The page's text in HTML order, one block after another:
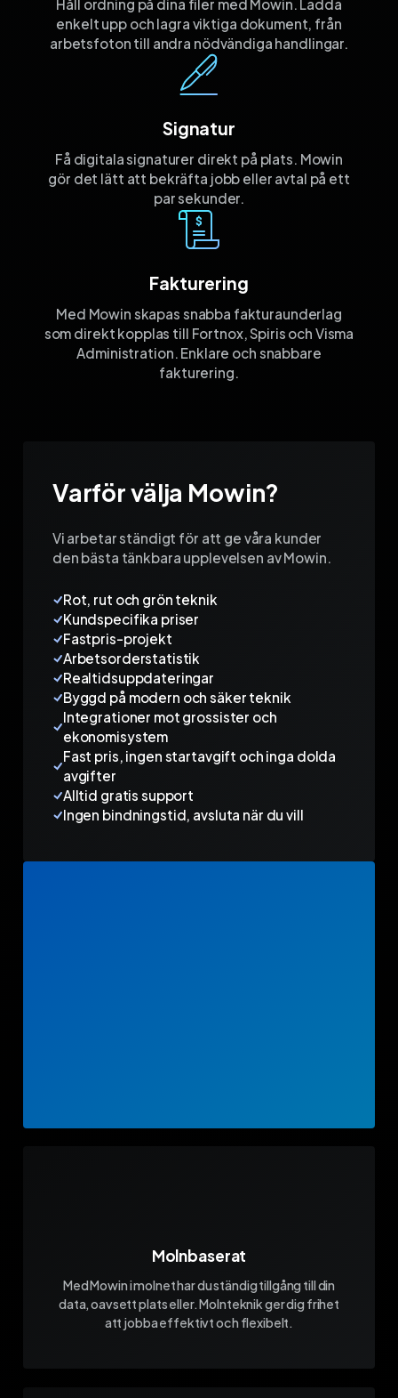
Håll ordning på dina filer med Mowin. Ladda
enkelt upp och lagra viktiga dokument, från
arbetsfoton till andra nödvändiga handlingar.
Signatur
Få digitala signaturer direkt på plats. Mowin
gör det lätt att bekräfta jobb eller avtal på ett
par sekunder.
Fakturering
Med Mowin skapas snabba fakturaunderlag
som direkt kopplas till Fortnox, Spiris och Visma
Administration. Enklare och snabbare
fakturering.
Varför välja Mowin?
Vi arbetar ständigt för att ge våra kunder
den bästa tänkbara upplevelsen av Mowin.
Rot, rut och grön teknik
Kundspecifika priser
Fastpris-projekt
Arbetsorderstatistik
Realtidsuppdateringar
Byggd på modern och säker teknik
Integrationer mot grossister och
ekonomisystem
Fast pris, ingen startavgift och inga dolda
avgifter
Alltid gratis support
Ingen bindningstid, avsluta när du vill
Molnbaserat
Med Mowin i molnet har du ständig tillgång till din
data, oavsett plats eller. Molnteknik ger dig frihet
att jobba effektivt och flexibelt.